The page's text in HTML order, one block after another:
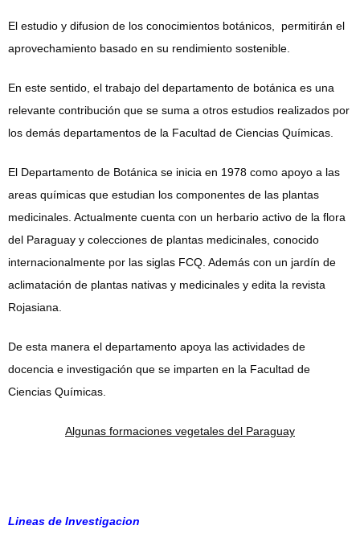
El estudio y difusion de los conocimientos botánicos, permitirán el
aprovechamiento basado en su rendimiento sostenible.
En este sentido, el trabajo del departamento de botánica es una
relevante contribución que se suma a otros estudios realizados por
los demás departamentos de la Facultad de Ciencias Químicas.
El Departamento de Botánica se inicia en 1978 como apoyo a las
areas químicas que estudian los componentes de las plantas
medicinales. Actualmente cuenta con un herbario activo de la flora
del Paraguay y colecciones de plantas medicinales, conocido
internacionalmente por las siglas FCQ. Además con un jardín de
aclimatación de plantas nativas y medicinales y edita la revista
Rojasiana.
De esta manera el departamento apoya las actividades de
docencia e investigación que se imparten en la Facultad de
Ciencias Químicas.
Algunas formaciones vegetales del Paraguay
Lineas de Investigacion